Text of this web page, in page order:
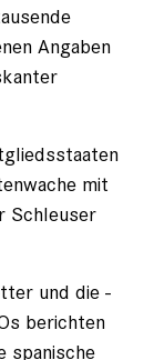
Angaben
mit
Schleuser
und die
berichten
spanische